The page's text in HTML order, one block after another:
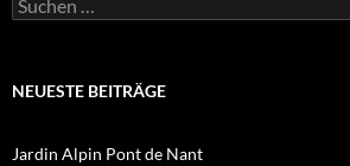
nach:
NEUESTE BEITRÄGE
Jardin Alpin Pont de Nant